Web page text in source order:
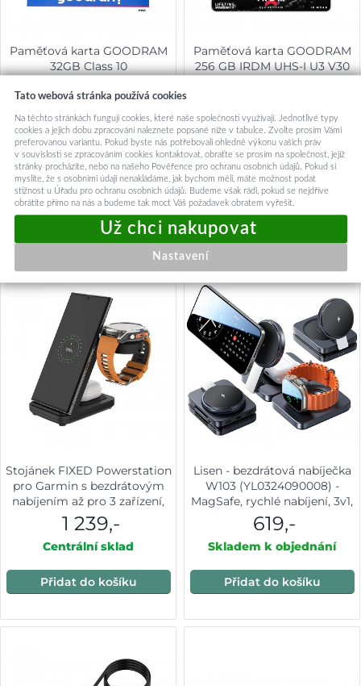
Paměťová karta GOODRAM
32GB Class 10
219,-
Skladem u dodavatele
Přidat do košíku
Paměťová karta GOODRAM
256 GB IRDM UHS-I U3 V30
Okamžité odeslání
Přidat do košíku
Mohlo by vás zajímat:
Stojánek FIXED Powerstation
pro Garmin s bezdrátovým
nabíjením až pro 3 zařízení,
15W+5W+2.5W, černý
1 239,-
Centrální sklad
Přidat do košíku
Lisen - bezdrátová nabíječka
W103 (YL0324090008) -
MagSafe, rychlé nabíjení, 3v1,
Qi2, s kabelem Type-C, síťová
nabíječka - černá
619,-
Skladem k objednání
Přidat do košíku
Tato webová stránka používá cookies
Na těchto stránkách fungují cookies, které naše společnosti využívají. Jednotlivé typy
cookies a jejich dobu zpracování naleznete popsané níže v tabulce. Zvolte prosím Vámi
preferovanou variantu. Pokud byste nás potřebovali ohledně výkonu vašich práv
v souvislosti se zpracováním cookies kontaktovat, obraťte se prosím na společnost, jejíž
stránky procházíte, nebo na našeho Pověřence pro ochranu osobních údajů. Pokud si
myslíte, že s osobními údaji nenakládáme, jak bychom měli, máte možnost podat
stížnost u Úřadu pro ochranu osobních údajů. Budeme však rádi, pokud se nejdříve
obrátíte přímo na nás a budeme tak moct Váš požadavek obratem vyřešit.
Nastavení